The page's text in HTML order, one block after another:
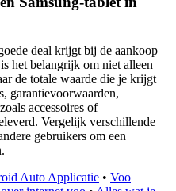
deal krijgt bij de aankoop
het belangrijk om niet alleen
de totale waarde die je krijgt
garantievoorwaarden,
accessoires of
Vergelijk verschillende
gebruikers om een
Auto Applicatie • Voo